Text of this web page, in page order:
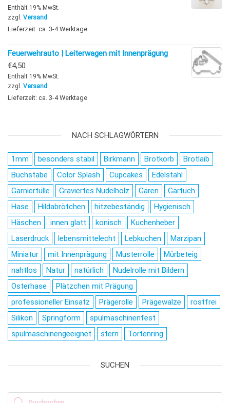
Enthält 19% MwSt.
zzgl. Versand
Lieferzeit: ca. 3-4 Werktage
Feuerwehrauto | Leiterwagen mit Innenprägung
€4,50
Enthält 19% MwSt.
zzgl. Versand
Lieferzeit: ca. 3-4 Werktage
NACH SCHLAGWÖRTERN
1mm besonders stabil Birkmann Brotkorb
Brotlaib
Buchstabe
Color Splash Cupcakes
Edelstahl
Garniertülle
Graviertes Nudelholz Gären
Gärtuch
Hase
Hildabrötchen hitzebeständig
Hygienisch
Häschen
innen glatt konisch
Kuchenheber
Laserdruck
lebensmittelecht Lebkuchen
Marzipan
Miniatur
mit Innenprägung Musterrolle
Mürbeteig
nahtlos
Natur natürlich
Nudelrolle mit Bildern
Osterhase
Plätzchen mit Prägung
professioneller Einsatz
Prägerolle Prägewalze
rostfrei
Silikon
Springform
spülmaschinenfest
spülmaschinengeeignet
stern Tortenring
SUCHEN
Products search